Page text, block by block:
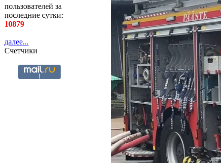
пользователей за
последние сутки:
10879
далее...
Счетчики